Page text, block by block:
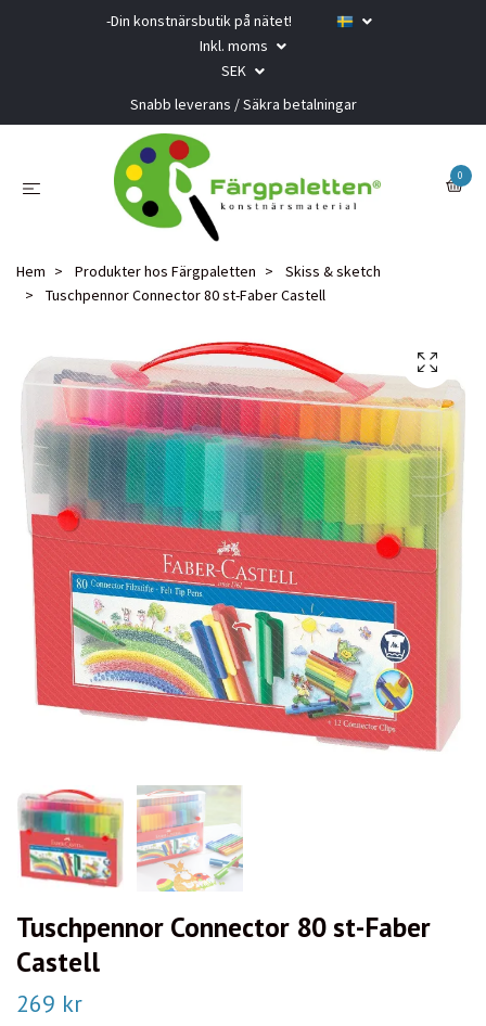
-Din konstnärsbutik på nätet!
Inkl. moms
SEK
Snabb leverans / Säkra betalningar
0
Hem Produkter hos Färgpaletten
Skiss & sketch
Tuschpennor Connector 80 st-Faber Castell
Tuschpennor Connector 80 st-Faber
Castell
269 kr